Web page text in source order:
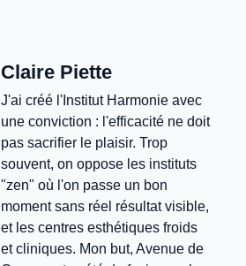
Claire Piette
J'ai créé l'Institut Harmonie avec
une conviction : l'efficacité ne doit
pas sacrifier le plaisir. Trop
souvent, on oppose les instituts
"zen" où l'on passe un bon
moment sans réel résultat visible,
et les centres esthétiques froids
et cliniques. Mon but, Avenue de